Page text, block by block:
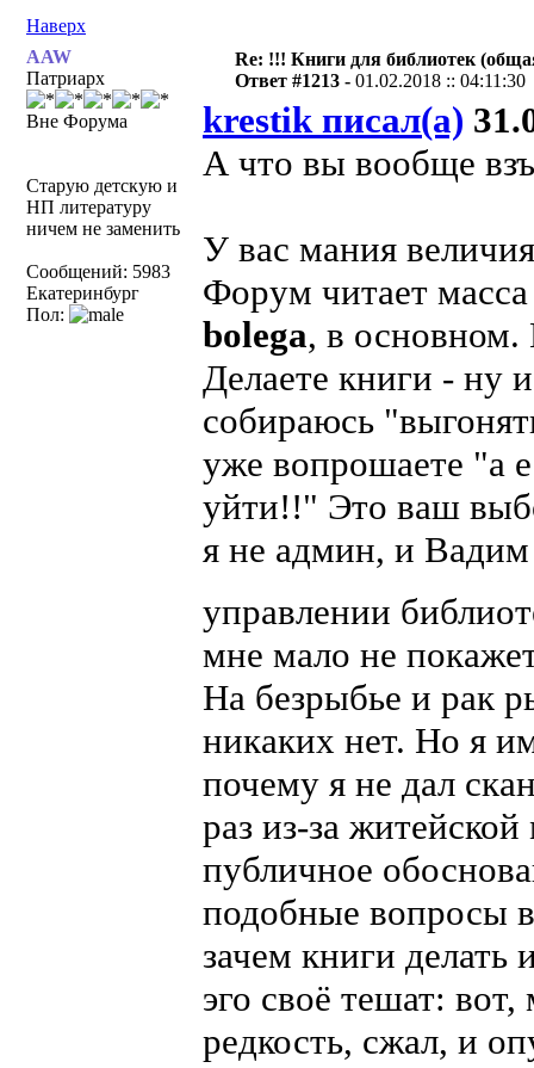
Наверх
AAW
Патриарх
Вне Форума
Старую детскую и
НП литературу
ничем не заменить
Сообщений: 5983
Екатеринбург
Пол:
Re: !!! Книги для библиотек
Ответ #1213 -01.02.2018 :: 04:11:30
krestik писал(а)
А что вы вообще
У вас мания
Форум читает масса
bolega, в основном.
Делаете книги - ну
собираюсь
уже вопрошаете "а
уйти!!" Это ваш
я не админ, и
управлении
мне мало не
На безрыбье и рак
никаких нет. Но я
почему я не дал
раз из-за
публичное
подобные вопросы
зачем книги делать
эго своё тешат:
редкость, сжал, и